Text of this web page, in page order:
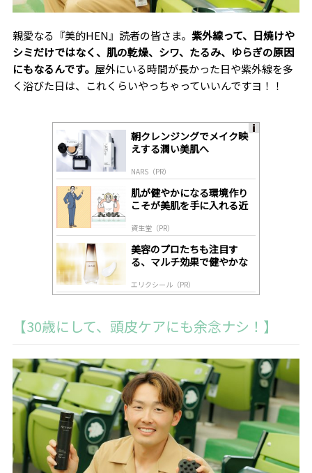
親愛なる『美的HEN』読者の皆さま。 紫外線って、日焼けや
シミだけではなく、肌の乾燥、シワ、たるみ、ゆらぎの原因
にもなるんです。 屋外にいる時間が長かった日や紫外線を多
く浴びた日は、これくらいやっちゃっていいんですヨ！！
朝クレンジングでメイク映
えする潤い美肌へ
NARS（PR）
肌が健やかになる環境作り
こそが美肌を手に入れる近
資生堂（PR）
美容のプロたちも注目す
る、マルチ効果で健やかな
エリクシール（PR）
【30歳にして、頭皮ケアにも余念ナシ！】